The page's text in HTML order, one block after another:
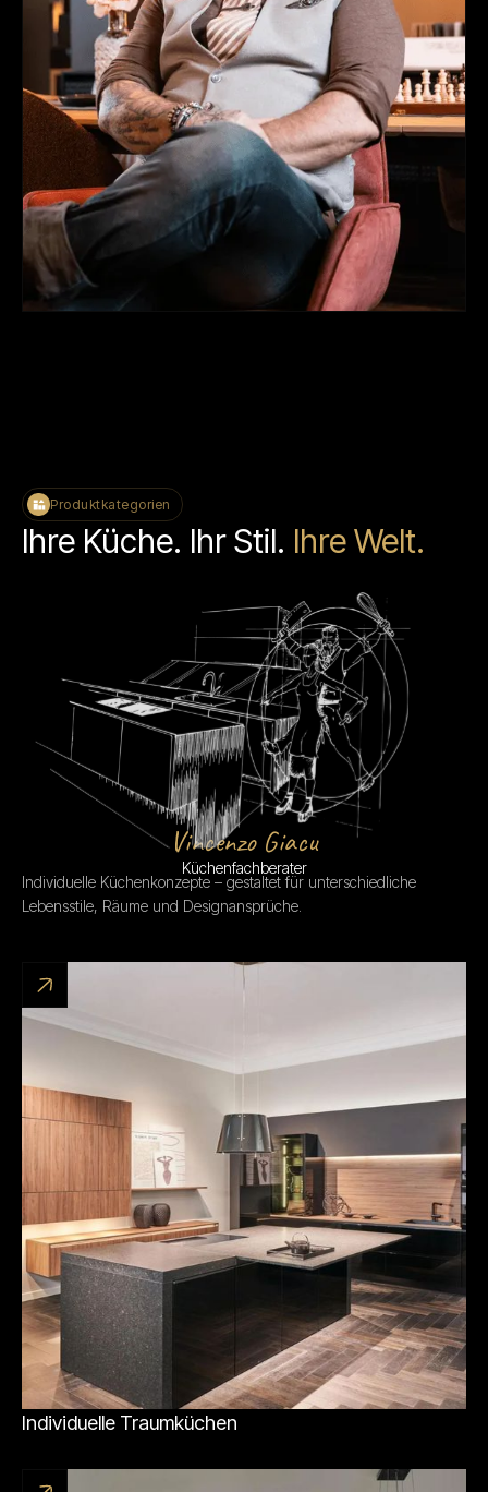
Vincenzo Giacu
Küchenfachberater
Produktkategorien
Ihre Küche. Ihr Stil. Ihre Welt.
Individuelle Küchenkonzepte – gestaltet für unterschiedliche
Lebensstile, Räume und Designansprüche.
Individuelle Traumküchen